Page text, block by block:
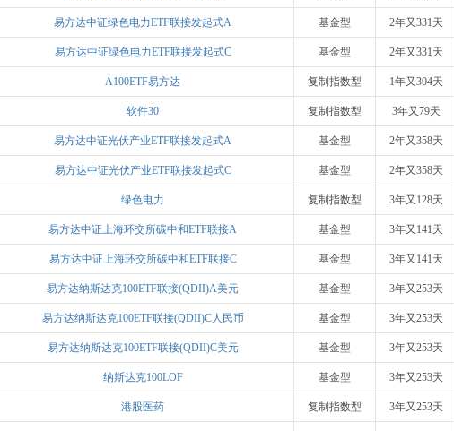
易方达中证绿色电力ETF联接发起式A 基金型 2年又331天
易方达中证绿色电力ETF联接发起式C 基金型 2年又331天
A100ETF易方达 复制指数型 1年又304天
软件30 复制指数型 3年又79天
易方达中证光伏产业ETF联接发起式A 基金型 2年又358天
易方达中证光伏产业ETF联接发起式C 基金型 2年又358天
绿色电力 复制指数型 3年又128天
易方达中证上海环交所碳中和ETF联接A 基金型 3年又141天
易方达中证上海环交所碳中和ETF联接C 基金型 3年又141天
易方达纳斯达克100ETF联接(QDII)A美元 基金型 3年又253天
易方达纳斯达克100ETF联接(QDII)C人民币 基金型 3年又253天
易方达纳斯达克100ETF联接(QDII)C美元 基金型 3年又253天
纳斯达克100LOF 基金型 3年又253天
港股医药 复制指数型 3年又253天